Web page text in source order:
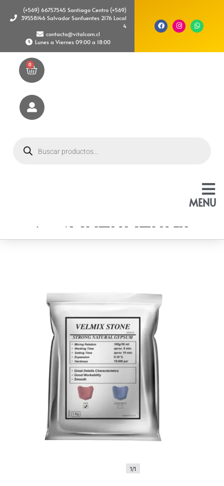
(+569) 66757545 Santiago Centro (+569)
39558146 Salvador Sanfuentes 2176 Local
4
contacto@vitalcom.cl
Lunes a Viernes 09:00 a 18:00
MENU
0
1/1